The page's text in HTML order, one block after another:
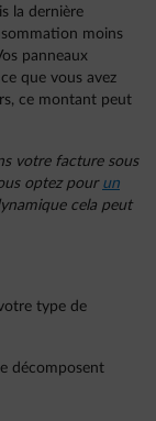
la dernière
moins
panneaux
que vous avez
ce montant peut
votre facture sous
optez pour un
cela peut
type de
décomposent